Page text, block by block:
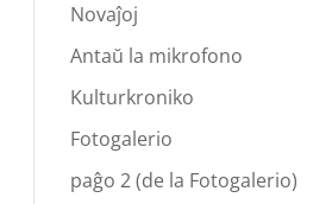
Novaĵoj
Antaŭ la mikrofono
Kulturkroniko
Fotogalerio
paĝo 2 (de la Fotogalerio)